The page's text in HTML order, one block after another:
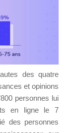
des quatre
et opinions
personnes lui
en ligne le 7
des personnes